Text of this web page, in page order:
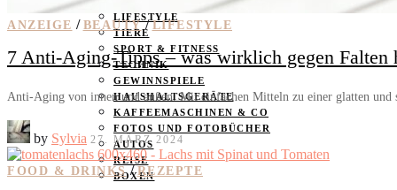
LIFESTYLE
TIERE
SPORT & FITNESS
TECHNIK
GEWINNSPIELE
HAUSHALTSGERÄTE
KAFFEEMASCHINEN & CO
FOTOS UND FOTOBÜCHER
AUTOS
REISE
BOXEN
ANZEIGE / BEAUTY / LIFESTYLE
7 Anti-Aging-Tipps – was wirklich gegen Falten
Anti-Aging von innen und außen. Mit einfachen Mitteln zu einer glatten und
by Sylvia 27. MÄRZ 2024
FOOD & DRINKS / REZEPTE